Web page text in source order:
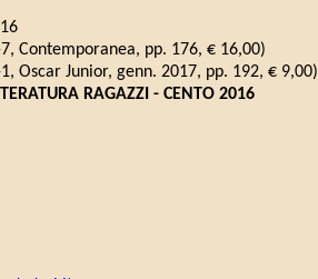
Contemporanea, pp. 176, € 16,00)
Oscar Junior, genn. 2017, pp. 192, € 9,00)
RAGAZZI - CENTO 2016